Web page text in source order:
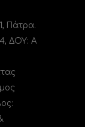
Πάτρα.
ΔΟΥ: A